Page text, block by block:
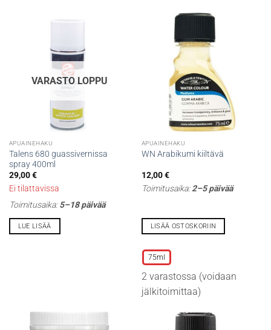
VARASTO LOPPU
APUAINEHAKU
Talens 680 guassivernissa
spray 400ml
29,00€
Ei tilattavissa
Toimitusaika:5–18 päivää
LUE LISÄÄ
APUAINEHAKU
WN Arabikumi kiiltävä
12,00€
Toimitusaika:2–5 päivää
LISÄÄ OSTOSKORIIN
tuotteella
on
useampi
muunnelma.
75ml
2 varastossa (voidaan
jälkitoimittaa)